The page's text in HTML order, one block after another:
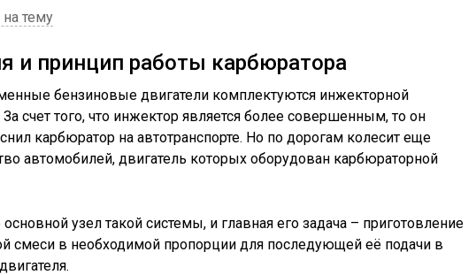
тему
и принцип работы карбюратора
бензиновые двигатели комплектуются инжекторной
За счет того, что инжектор является более совершенным, то он
карбюратор на автотранспорте. Но по дорогам колесит еще
автомобилей, двигатель которых оборудован карбюраторной
узел такой системы, и главная его задача – приготовление
смеси в необходимой пропорции для последующей её подачи в